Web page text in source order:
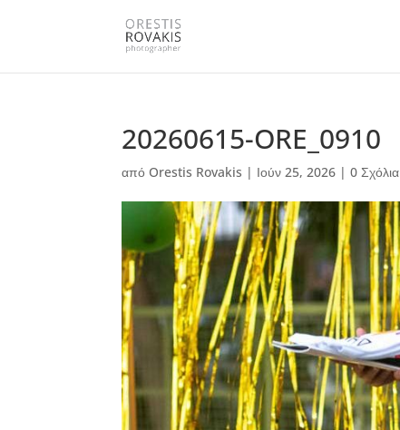
20260615-ORE_0910
από Orestis Rovakis | Ιούν 25, 2026 |0 Σχόλια